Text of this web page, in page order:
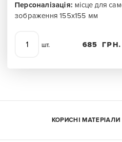
Персоналізація: місце для
зображення 155х155 мм
шт. 685 ГРН.
КОРИСНІ МАТЕРІАЛИ